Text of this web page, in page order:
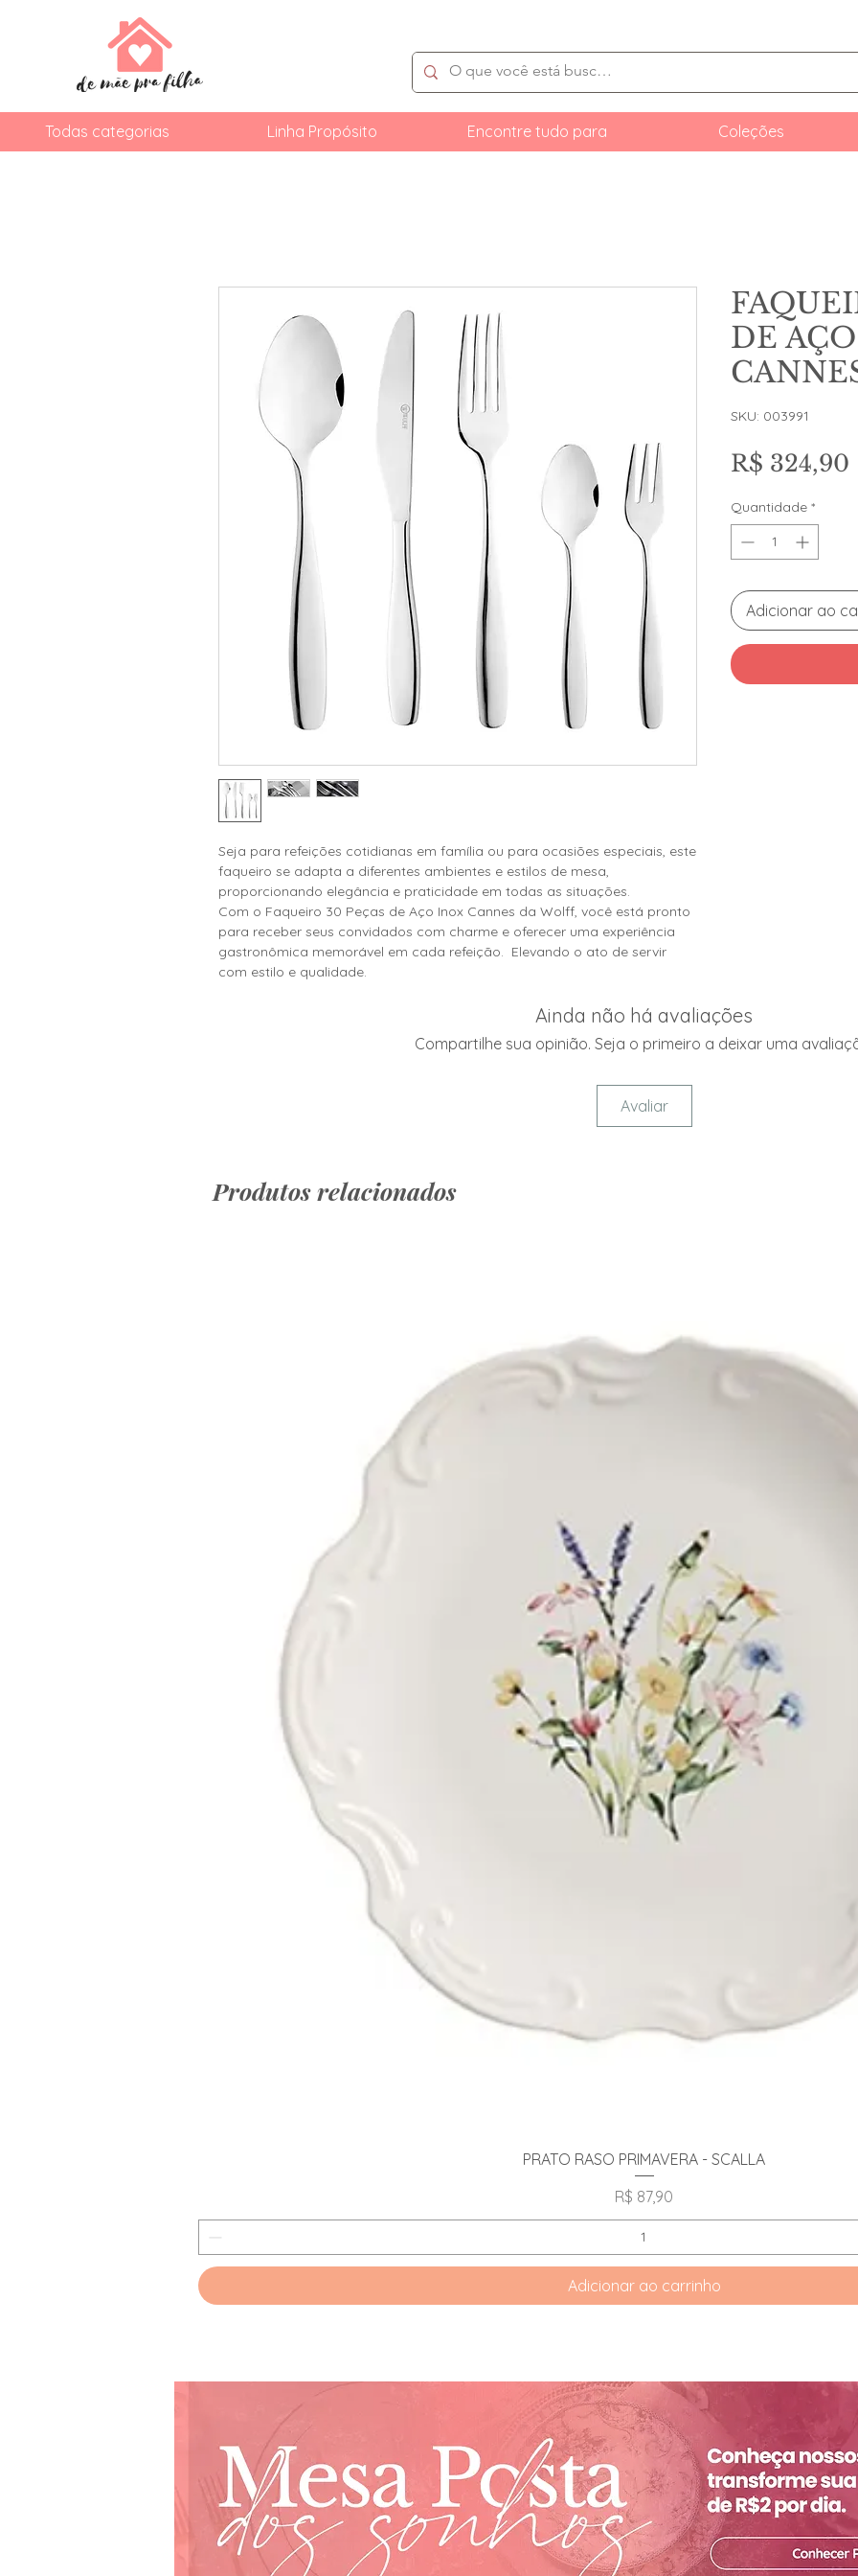
Todas categorias Linha Propósito Encontre tudo para Coleções
Seja para refeições cotidianas em família ou para ocasiões especiais, este
faqueiro se adapta a diferentes ambientes e estilos de mesa,
proporcionando elegância e praticidade em todas as situações.
Com o Faqueiro 30 Peças de Aço Inox Cannes da Wolff, você está pronto
para receber seus convidados com charme e oferecer uma experiência
gastronômica memorável em cada refeição. Elevando o ato de servir
com estilo e qualidade.
DE
SKU: 003991
R$ 324,90
Quantidade *
Adicionar ao
Ainda não há avaliações
Compartilhe sua opinião. Seja o primeiro a deixar uma
Avaliar
Produtos relacionados
Visualização rápida
PRATO RASO PRIMAVERA - SCALLA
Preço
R$ 87,90
Adicionar ao carrinho